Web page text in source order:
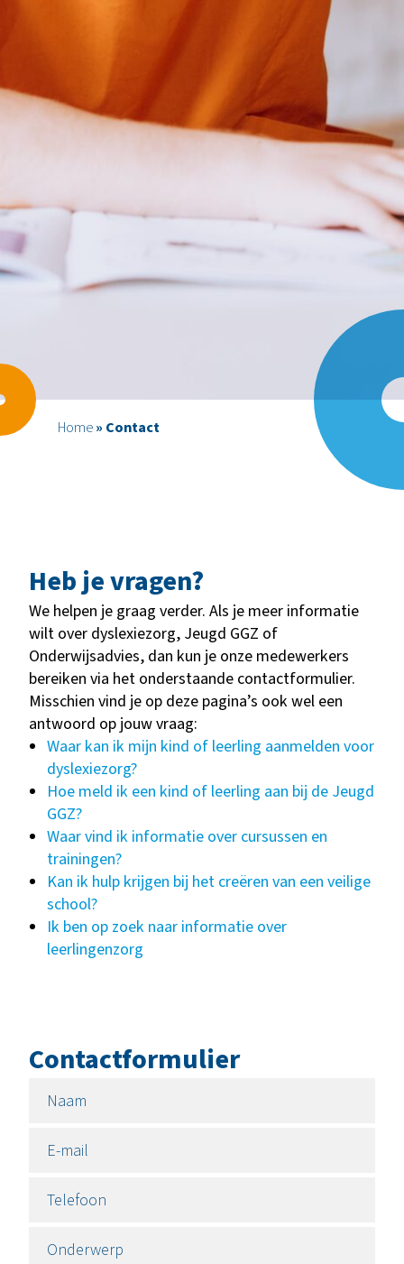
Home» Contact
Heb je vragen?
We helpen je graag verder. Als je meer informatie
wilt over dyslexiezorg, Jeugd GGZ of
Onderwijsadvies, dan kun je onze medewerkers
bereiken via het onderstaande contactformulier.
Misschien vind je op deze pagina’s ook wel een
antwoord op jouw vraag:
Waar kan ik mijn kind of leerling aanmelden voor
dyslexiezorg?
Hoe meld ik een kind of leerling aan bij de Jeugd
GGZ?
Waar vind ik informatie over cursussen en
trainingen?
Kan ik hulp krijgen bij het creëren van een veilige
school?
Ik ben op zoek naar informatie over
leerlingenzorg
Contactformulier